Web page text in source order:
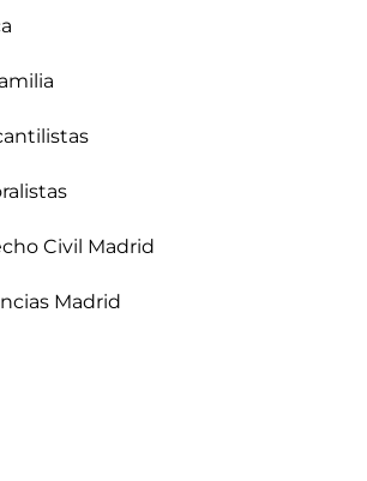
Civil Madrid
Madrid